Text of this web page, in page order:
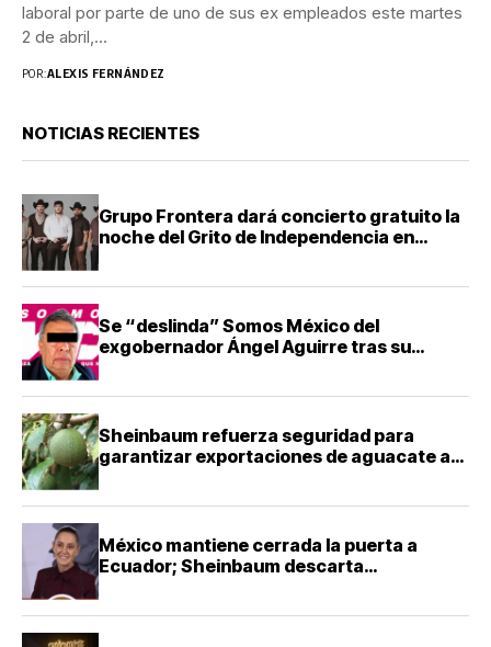
laboral por parte de uno de sus ex empleados este martes
2 de abril,...
POR:ALEXIS FERNÁNDEZ
NOTICIAS RECIENTES
Grupo Frontera dará concierto gratuito la
noche del Grito de Independencia en
Se “deslinda” Somos México del
exgobernador Ángel Aguirre tras su
Sheinbaum refuerza seguridad para
garantizar exportaciones de aguacate a
México mantiene cerrada la puerta a
Ecuador; Sheinbaum descarta